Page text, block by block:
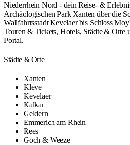
Niederrhein Nord - dein Reise- &
Archäologischen Park Xanten über die
Wallfahrtsstadt Kevelaer bis Schloss
Touren & Tickets, Hotels, Städte & Orte
Portal.
Städte & Orte
Xanten
Kleve
Kevelaer
Kalkar
Geldern
Emmerich am Rhein
Rees
Goch & Weeze